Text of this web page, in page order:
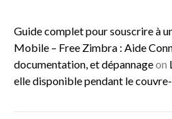
Guide complet pour souscrire à
Mobile – Free Zimbra : Aide
documentation, et dépannageon
elle disponible pendant le